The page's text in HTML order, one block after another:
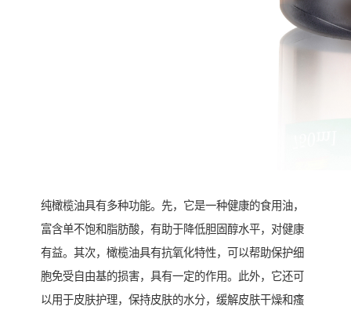
纯橄榄油具有多种功能。先，它是一种健康的食用油，
富含单不饱和脂肪酸，有助于降低胆固醇水平，对健康
有益。其次，橄榄油具有抗氧化特性，可以帮助保护细
胞免受自由基的损害，具有一定的作用。此外，它还可
以用于皮肤护理，保持皮肤的水分，缓解皮肤干燥和瘙